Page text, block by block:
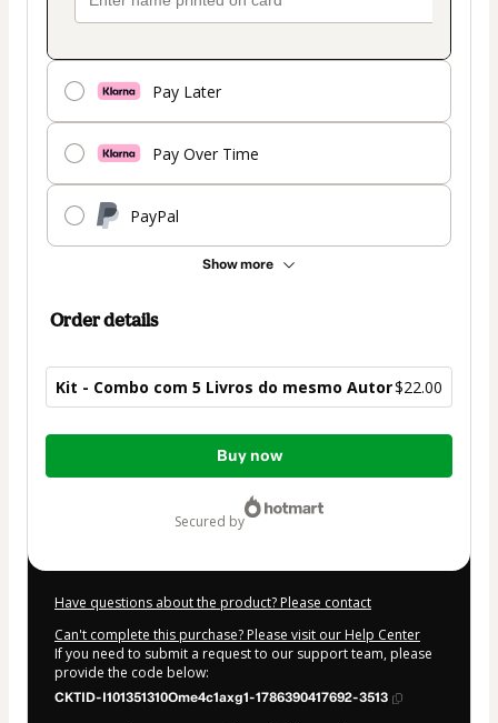
Pay Later
Pay Over Time
PayPal
Show more
Order details
Kit - Combo com 5 Livros do mesmo Autor$22.00
Total
Buy now
secured by
Have questions about the product? Please contact
Can't complete this purchase? Please visit our Help Center
If you need to submit a request to our support team, please
provide the code below:
CKTID-I101351310Ome4c1axg1-1786390417692-3513